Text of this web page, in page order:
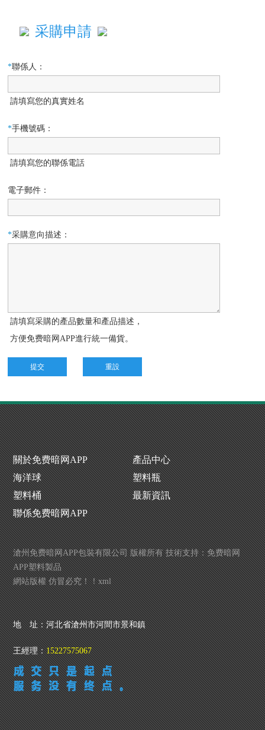
采購申請
*聯係人：
請填寫您的真實姓名
*手機號碼：
請填寫您的聯係電話
電子郵件：
*采購意向描述：
請填寫采購的產品數量和產品描述，
方便免费暗网APP進行統一備貨。
提交 重設
關於免费暗网APP
產品中心
海洋球
塑料瓶
塑料桶
最新資訊
聯係免费暗网APP
滄州免费暗网APP包裝有限公司 版權所有 技術支持：免费暗网
APP塑料製品
網站版權 仿冒必究！！xml
地 址：河北省滄州市河間市景和鎮
王經理：15227575067